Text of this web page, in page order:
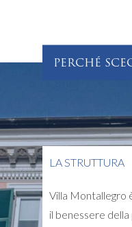
PERCHÉ
LA STRUTTURA
Villa Montallegro
il benessere